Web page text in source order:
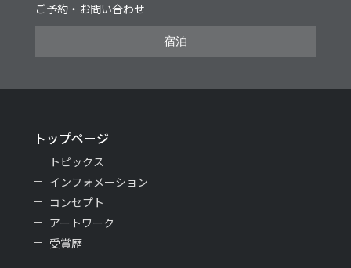
ご予約・お問い合わせ
宿泊
トップページ
トピックス
インフォメーション
コンセプト
アートワーク
受賞歴